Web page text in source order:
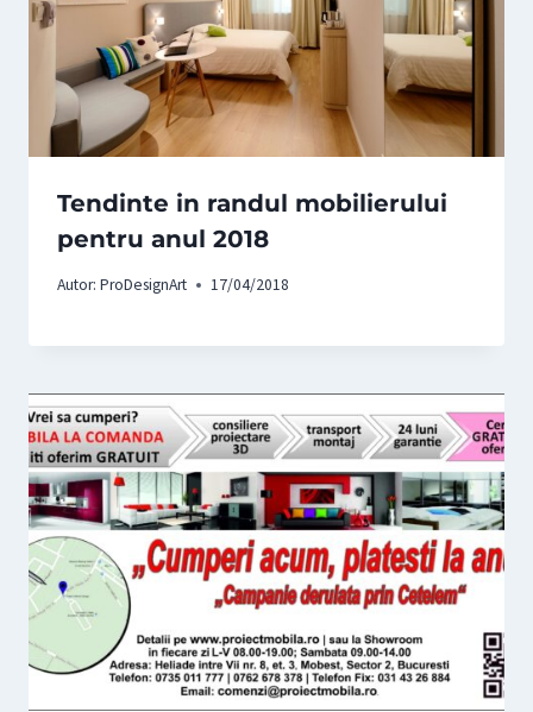
Tendinte in randul mobilierului
pentru anul 2018
Autor: ProDesignArt 17/04/2018